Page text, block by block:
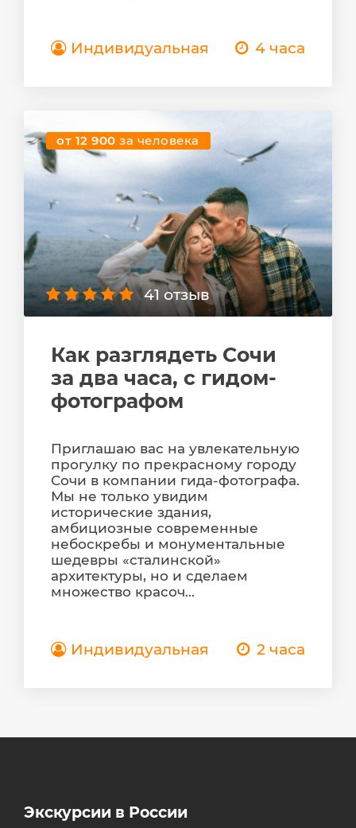
Индивидуальная 4 часа
от 12 900за человека
41 отзыв
Как разглядеть Сочи
за два часа, с гидом-
фотографом
Приглашаю вас на увлекательную
прогулку по прекрасному городу
Сочи в компании гида-фотографа.
Мы не только увидим
исторические здания,
амбициозные современные
небоскребы и монументальные
шедевры «сталинской»
архитектуры, но и сделаем
множество красоч...
Индивидуальная 2 часа
Экскурсии в России